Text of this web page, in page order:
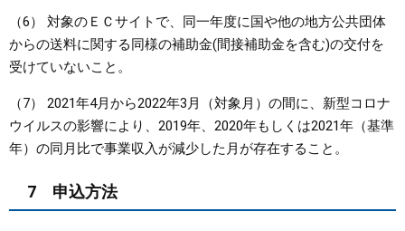
（6） 対象のＥＣサイトで、同一年度に国や他の地方公共団体
からの送料に関する同様の補助金(間接補助金を含む)の交付を
受けていないこと。
（7） 2021年4月から2022年3月（対象月）の間に、新型コロナ
ウイルスの影響により、2019年、2020年もしくは2021年（基準
年）の同月比で事業収入が減少した月が存在すること。
7 申込方法